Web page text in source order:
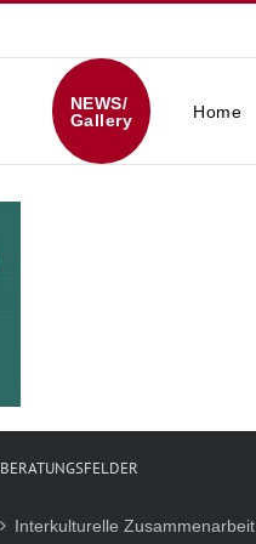
NEWS/
Gallery
Home
BERATUNGSFELDER
Interkulturelle Zusammenarbeit